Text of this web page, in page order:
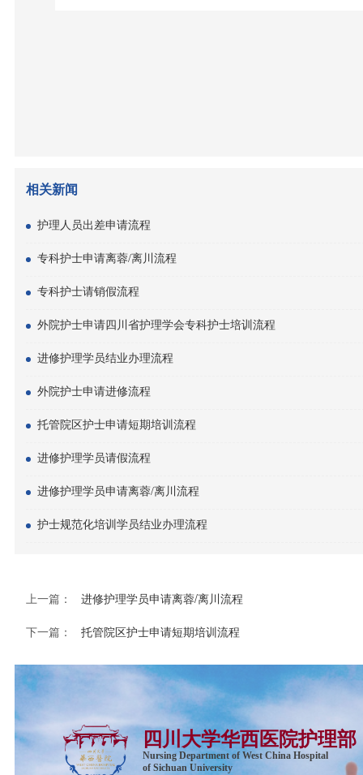
相关新闻
护理人员出差申请流程
专科护士申请离蓉/离川流程
专科护士请销假流程
外院护士申请四川省护理学会专科护士培训流程
进修护理学员结业办理流程
外院护士申请进修流程
托管院区护士申请短期培训流程
进修护理学员请假流程
进修护理学员申请离蓉/离川流程
护士规范化培训学员结业办理流程
上一篇： 进修护理学员申请离蓉/离川流程
下一篇： 托管院区护士申请短期培训流程
四川大学华西医院护理部
Nursing Department of West China Hospital
of Sichuan University